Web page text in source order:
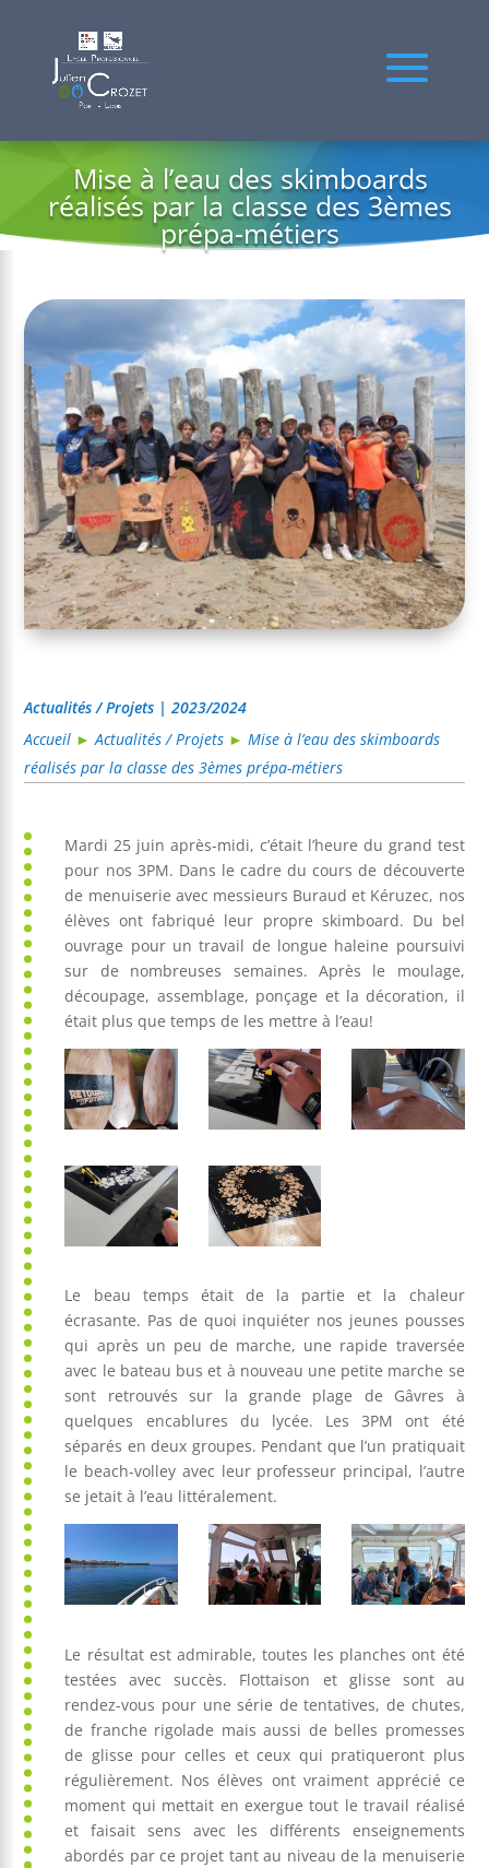
Mise à l’eau des skimboards
réalisés par la classe des 3èmes
prépa-métiers
Actualités / Projets | 2023/2024
Accueil ►Actualités / Projets ►Mise à l’eau des skimboards
réalisés par la classe des 3èmes prépa-métiers
Mardi 25 juin après-midi, c’était l’heure du grand test
pour nos 3PM. Dans le cadre du cours de découverte
de menuiserie avec messieurs Buraud et Kéruzec, nos
élèves ont fabriqué leur propre skimboard. Du bel
ouvrage pour un travail de longue haleine poursuivi
sur de nombreuses semaines. Après le moulage,
découpage, assemblage, ponçage et la décoration, il
était plus que temps de les mettre à l’eau!
Le beau temps était de la partie et la chaleur
écrasante. Pas de quoi inquiéter nos jeunes pousses
qui après un peu de marche, une rapide traversée
avec le bateau bus et à nouveau une petite marche se
sont retrouvés sur la grande plage de Gâvres à
quelques encablures du lycée. Les 3PM ont été
séparés en deux groupes. Pendant que l’un pratiquait
le beach-volley avec leur professeur principal, l’autre
se jetait à l’eau littéralement.
Le résultat est admirable, toutes les planches ont été
testées avec succès. Flottaison et glisse sont au
rendez-vous pour une série de tentatives, de chutes,
de franche rigolade mais aussi de belles promesses
de glisse pour celles et ceux qui pratiqueront plus
régulièrement. Nos élèves ont vraiment apprécié ce
moment qui mettait en exergue tout le travail réalisé
et faisait sens avec les différents enseignements
abordés par ce projet tant au niveau de la menuiserie